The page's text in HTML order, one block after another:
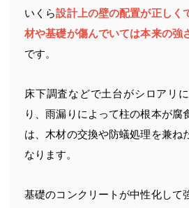
いくら設計上の壁の配置が正しく
材や基礎が傷んでいては本来の強
です。
床下調査などで土台がシロアリ
り、雨漏りによって柱の根本が腐
は、木材の交換や防蟻処理を兼ね
なります。
基礎のコンクリートが中性化して